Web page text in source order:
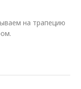
на трапецию